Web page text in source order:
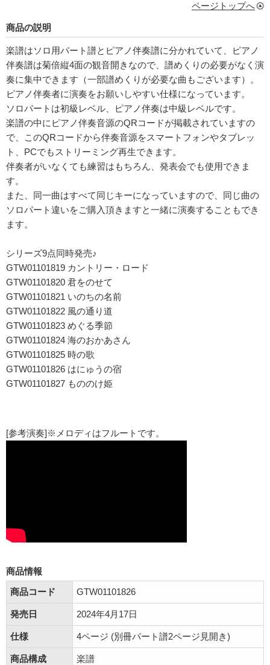
ページトップへ
商品の説明
楽譜はソロ用パート譜とピアノ伴奏譜に分かれていて、ピアノ
伴奏譜は菊倍縦4面の観音開きなので、譜めくりの必要がなく演
奏に集中できます（一部譜めくりが必要な曲もございます）。
ピアノ伴奏者に演奏をお願いしやすい仕様になっています。
ソロパートは初級レベル、ピアノ伴奏は中級レベルです。
楽譜の中にピアノ伴奏音源のQRコードが掲載されていますの
で、このQRコードから伴奏音源をスマートフォンやタブレッ
ト、PCでもストリーミング再生できます。
伴奏者がいなくても練習はもちろん、発表会でも使用できま
す。
また、同一曲はすべて同じキーになっていますので、同じ曲の
ソロパート違いをご購入頂きますと一緒に演奏することもでき
ます。
シリーズ9点同時発売♪
GTW01101819 カントリー・ロード
GTW01101820 君をのせて
GTW01101821 いのちの名前
GTW01101822 風の通り道
GTW01101823 めぐる季節
GTW01101824 海のおかあさん
GTW01101825 時の歌
GTW01101826 はにゅうの宿
GTW01101827 もののけ姫
[参考演奏]※メロディはフルートです。
商品情報
商品コード
GTW01101826
発売日 2024年4月17日
仕様 4ページ (別冊パート譜2ページ見開き)
商品構成 楽譜